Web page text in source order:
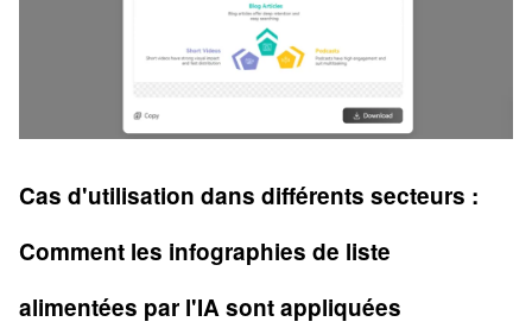
Cas d'utilisation dans différents secteurs :
Comment les infographies de liste
alimentées par l'IA sont appliquées